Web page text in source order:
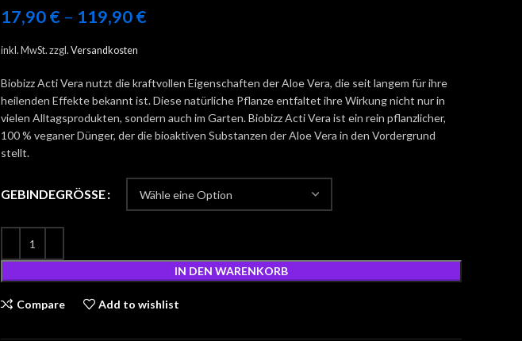
17,90€ – 119,90€
inkl. MwSt. zzgl. Versandkosten
Biobizz Acti Vera nutzt die kraftvollen Eigenschaften der Aloe Vera, die seit langem für ihre
heilenden Effekte bekannt ist. Diese natürliche Pflanze entfaltet ihre Wirkung nicht nur in
vielen Alltagsprodukten, sondern auch im Garten. Biobizz Acti Vera ist ein rein pflanzlicher,
100 % veganer Dünger, der die bioaktiven Substanzen der Aloe Vera in den Vordergrund
stellt.
GEBINDEGRÖSSE
IN DEN WARENKORB
Compare Add to wishlist